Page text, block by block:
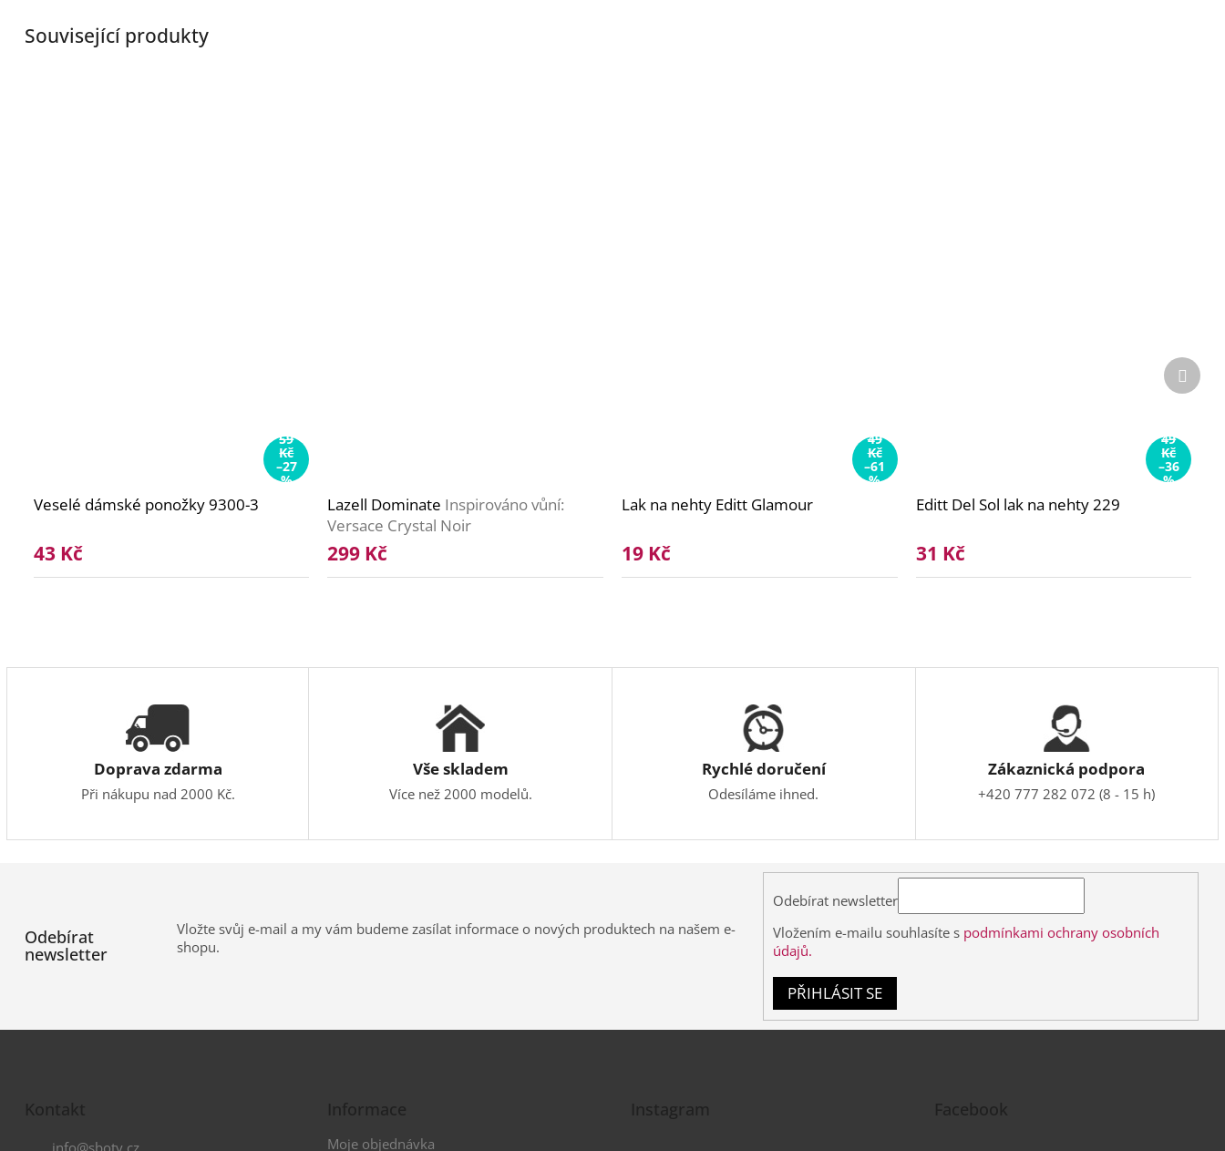
Související produkty
59
Kč
–27
%
Veselé dámské ponožky 9300-3
43 Kč
Lazell Dominate Inspirováno vůní:
Versace Crystal Noir
299 Kč
49
Kč
–61
%
Lak na nehty Editt Glamour
19 Kč
49
Kč
–36
%
Editt Del Sol lak na nehty 229
31 Kč
Další
Doprava zdarma
Při nákupu nad 2000 Kč.
Vše skladem
Více než 2000 modelů.
Rychlé doručení
Odesíláme ihned.
Zákaznická podpora
+420 777 282 072 (8 - 15 h)
Odebírat
newsletter
Vložte svůj e-mail a my vám budeme zasílat informace o nových produktech na našem e-
shopu.
Odebírat newsletter
Vložením e-mailu souhlasíte s podmínkami ochrany osobních
údajů.
PŘIHLÁSIT SE
Kontakt Informace
Moje objednávka
Instagram Facebook